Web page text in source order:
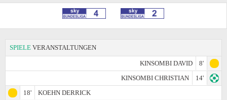
SPIELE VERANSTALTUNGEN
KINSOMBI DAVID
8'
KINSOMBI CHRISTIAN
14'
18'
KOEHN DERRICK